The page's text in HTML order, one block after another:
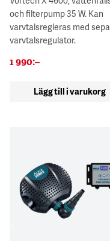
och filterpump 35 W. Kan
varvtalsregleras med
varvtalsregulator.
1 990:–
Lägg till i varukorg